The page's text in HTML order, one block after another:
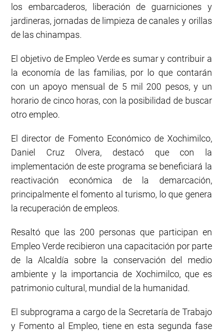
los embarcaderos, liberación de guarniciones y
jardineras, jornadas de limpieza de canales y orillas
de las chinampas.
El objetivo de Empleo Verde es sumar y contribuir a
la economía de las familias, por lo que contarán
con un apoyo mensual de 5 mil 200 pesos, y un
horario de cinco horas, con la posibilidad de buscar
otro empleo.
El director de Fomento Económico de Xochimilco,
Daniel Cruz Olvera, destacó que con la
implementación de este programa se beneficiará la
reactivación económica de la demarcación,
principalmente el fomento al turismo, lo que genera
la recuperación de empleos.
Resaltó que las 200 personas que participan en
Empleo Verde recibieron una capacitación por parte
de la Alcaldía sobre la conservación del medio
ambiente y la importancia de Xochimilco, que es
patrimonio cultural, mundial de la humanidad.
El subprograma a cargo de la Secretaría de Trabajo
y Fomento al Empleo, tiene en esta segunda fase